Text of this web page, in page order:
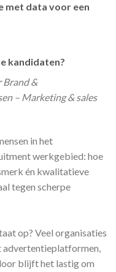
met data voor een
kandidaten?
Brand &
– Marketing & sales
in het
werkgebied: hoe
én kwalitatieve
tegen scherpe
op? Veel organisaties
advertentieplatformen,
blijft het lastig om